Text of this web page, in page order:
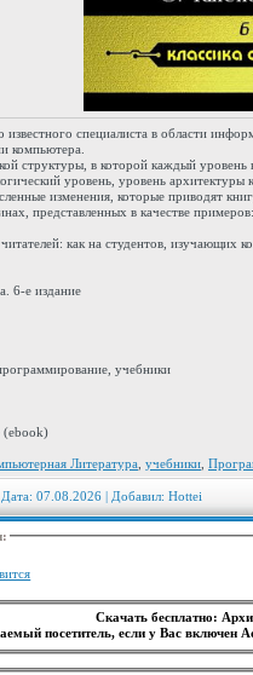
специалиста в области
компьютера.
структуры, в которой каждый
уровень, уровень архитектуры
изменения, которые приводят
представленных в качестве
как на студентов, изучающих
6-е издание
учебники
(ebook)
Литература учебники
07.08.2026 | Добавил: Hottei
:
Скачать бесплатно:
посетитель, если у Вас включен